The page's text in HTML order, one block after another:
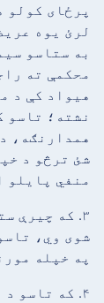
پرځای کولو
لرئ یوه
به ستاسو
محکمې ته
هیواد کې د
نشته؛ تاسو
همدارنګه،
شئ ترڅو د
منفي پایلو
۳. که چیرې
شوی وي،
په خپله
۴. که تاسو